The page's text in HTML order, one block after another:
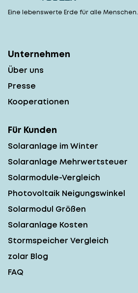
Eine lebenswerte Erde für alle Menschen.
Unternehmen
Über uns
Presse
Kooperationen
Für Kunden
Solaranlage im Winter
Solaranlage Mehrwertsteuer
Solarmodule-Vergleich
Photovoltaik Neigungswinkel
Solarmodul Größen
Solaranlage Kosten
Stormspeicher Vergleich
zolar Blog
FAQ